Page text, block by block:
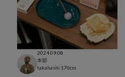
2024.09.08
本部
takahashi 170cm